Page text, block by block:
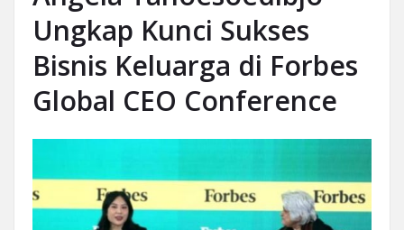
Ungkap Kunci Sukses
Bisnis Keluarga di Forbes
Global CEO Conference